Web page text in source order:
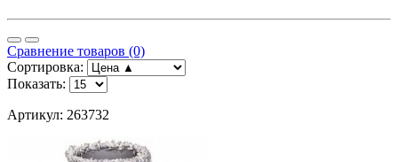
Сравнение товаров (0)
Сортировка:
Показать:
Артикул: 263732